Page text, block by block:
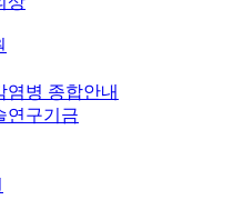
염병 종합안내
연구기금